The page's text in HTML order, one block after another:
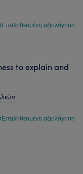
Επαληθευμένη αξιολόγηση
to explain and
Επαληθευμένη αξιολόγηση